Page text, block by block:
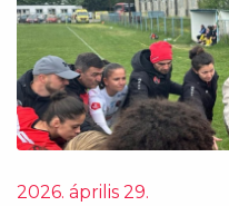
2026. április 29.